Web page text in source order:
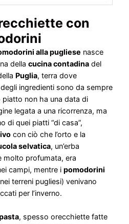
con
alla pugliese nasce
della cucina contadina del
Puglia, terra dove
ingredienti sono da sempre
non ha una data di
legata a una ricorrenza, ma
di quei piatti “di casa”,
con ciò che l’orto e la
selvatica, un’erba
molto profumata, era
campi, mentre i pomodorini
terreni pugliesi) venivano
per l’inverno.
, spesso orecchiette fatte